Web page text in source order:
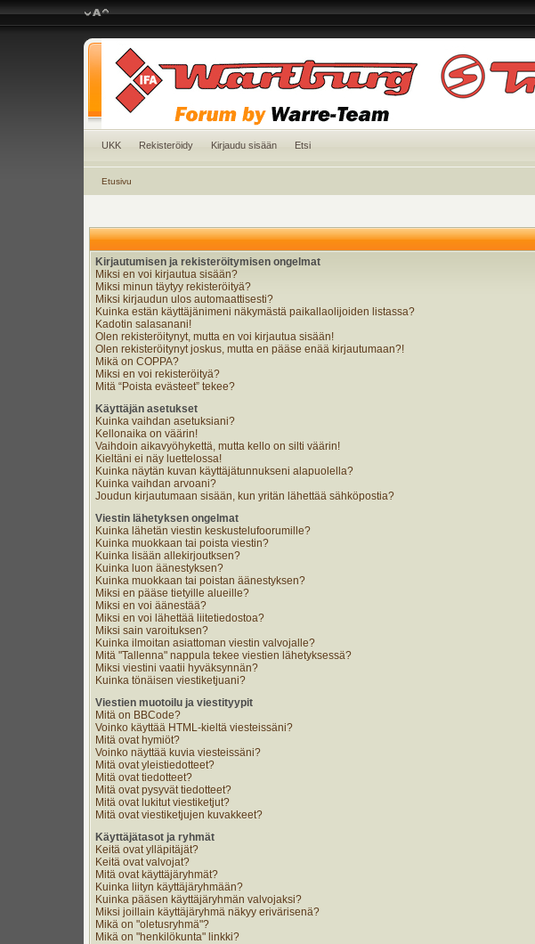
UKK Rekisteröidy Kirjaudu sisään Etsi
Etusivu
Kirjautumisen ja rekisteröitymisen ongelmat
Miksi en voi kirjautua sisään?
Miksi minun täytyy rekisteröityä?
Miksi kirjaudun ulos automaattisesti?
Kuinka estän käyttäjänimeni näkymästä paikallaolijoiden listassa?
Kadotin salasanani!
Olen rekisteröitynyt, mutta en voi kirjautua sisään!
Olen rekisteröitynyt joskus, mutta en pääse enää kirjautumaan?!
Mikä on COPPA?
Miksi en voi rekisteröityä?
Mitä “Poista evästeet” tekee?
Käyttäjän asetukset
Kuinka vaihdan asetuksiani?
Kellonaika on väärin!
Vaihdoin aikavyöhykettä, mutta kello on silti väärin!
Kieltäni ei näy luettelossa!
Kuinka näytän kuvan käyttäjätunnukseni alapuolella?
Kuinka vaihdan arvoani?
Joudun kirjautumaan sisään, kun yritän lähettää sähköpostia?
Viestin lähetyksen ongelmat
Kuinka lähetän viestin keskustelufoorumille?
Kuinka muokkaan tai poista viestin?
Kuinka lisään allekirjoutksen?
Kuinka luon äänestyksen?
Kuinka muokkaan tai poistan äänestyksen?
Miksi en pääse tietyille alueille?
Miksi en voi äänestää?
Miksi en voi lähettää liitetiedostoa?
Miksi sain varoituksen?
Kuinka ilmoitan asiattoman viestin valvojalle?
Mitä "Tallenna" nappula tekee viestien lähetyksessä?
Miksi viestini vaatii hyväksynnän?
Kuinka tönäisen viestiketjuani?
Viestien muotoilu ja viestityypit
Mitä on BBCode?
Voinko käyttää HTML-kieltä viesteissäni?
Mitä ovat hymiöt?
Voinko näyttää kuvia viesteissäni?
Mitä ovat yleistiedotteet?
Mitä ovat tiedotteet?
Mitä ovat pysyvät tiedotteet?
Mitä ovat lukitut viestiketjut?
Mitä ovat viestiketjujen kuvakkeet?
Käyttäjätasot ja ryhmät
Keitä ovat ylläpitäjät?
Keitä ovat valvojat?
Mitä ovat käyttäjäryhmät?
Kuinka liityn käyttäjäryhmään?
Kuinka pääsen käyttäjäryhmän valvojaksi?
Miksi joillain käyttäjäryhmä näkyy erivärisenä?
Mikä on "oletusryhmä"?
Mikä on "henkilökunta" linkki?